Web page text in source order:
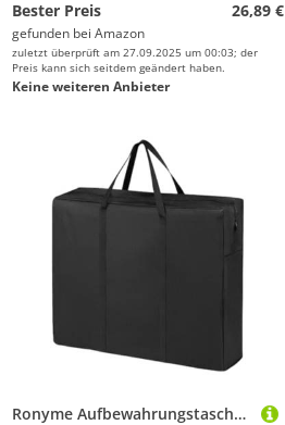
Bester Preis
26,89 €
gefunden bei Amazon
zuletzt überprüft am 27.09.2025 um 00:03; der
Preis kann sich seitdem geändert haben.
Keine weiteren Anbieter
Ronyme Aufbewahrungstasche für zusammenklappbare Tischtennisplatten, Tragetasche, wasserdicht, staubdicht, strapazierfähig, für zusammenklappbare